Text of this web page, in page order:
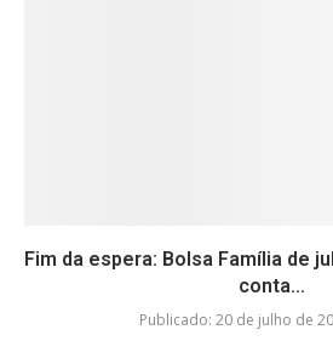
Fim da espera: Bolsa Família de
conta...
Publicado: 20 de julho de